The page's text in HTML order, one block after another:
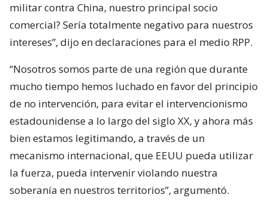
militar contra China, nuestro principal socio
comercial? Sería totalmente negativo para nuestros
intereses”, dijo en declaraciones para el medio RPP.
“Nosotros somos parte de una región que durante
mucho tiempo hemos luchado en favor del principio
de no intervención, para evitar el intervencionismo
estadounidense a lo largo del siglo XX, y ahora más
bien estamos legitimando, a través de un
mecanismo internacional, que EEUU pueda utilizar
la fuerza, pueda intervenir violando nuestra
soberanía en nuestros territorios”, argumentó.